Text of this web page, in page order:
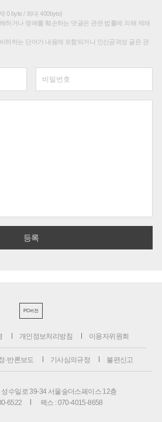
0 byte / 최대 400byte)
하거나 명예를 훼손하는 댓글은 관련 법률에 의해 제재
하하는 단어가 내용에 포함되거나 인신공격성 글은 관
PC버전
개인정보처리방침 이용자위원회
·반론보도 기사심의규정 불편신고
수일로 39-34 서울숲더스페이스 12층
6522
팩스 : 070-4015-8658